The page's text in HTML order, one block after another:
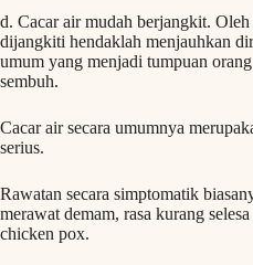
d. Cacar air mudah berjangkit.
dijangkiti hendaklah menjauhkan
umum yang menjadi tumpuan
sembuh.
Cacar air secara umumnya
serius.
Rawatan secara simptomatik
merawat demam, rasa kurang
chicken pox.